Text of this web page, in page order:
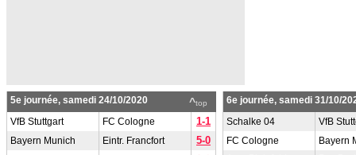
^top
5e journée, samedi 24/10/2020
VfB Stuttgart
FC Cologne 1-1
Bayern Munich Eintr. Francfort 5-0
6e journée, samedi 31/10/
Schalke 04
VfB
FC Cologne
Bayern